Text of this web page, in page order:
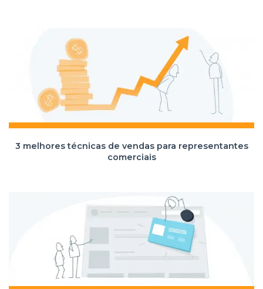
3 melhores técnicas de vendas para representantes
comerciais